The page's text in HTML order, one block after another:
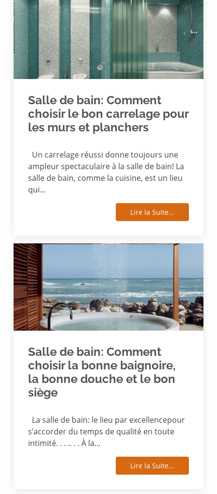
Salle de bain: Comment
choisir le bon carrelage pour
les murs et planchers
Un carrelage réussi donne toujours une
ampleur spectaculaire à la salle de bain! La
salle de bain, comme la cuisine, est un lieu
qui...
Lire la Suite...
Salle de bain: Comment
choisir la bonne baignoire,
la bonne douche et le bon
siège
La salle de bain: le lieu par excellencepour
s’accorder du temps de qualité en toute
intimité. . . .. . . À la...
Lire la Suite...